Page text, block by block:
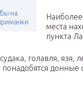
на
места
пункта
голавля,
донные